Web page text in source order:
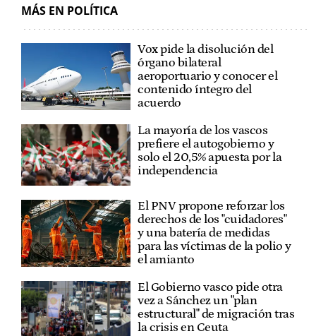
MÁS EN POLÍTICA
Vox pide la disolución del
órgano bilateral
aeroportuario y conocer el
contenido íntegro del
acuerdo
La mayoría de los vascos
prefiere el autogobierno y
solo el 20,5% apuesta por la
independencia
El PNV propone reforzar los
derechos de los "cuidadores"
y una batería de medidas
para las víctimas de la polio y
el amianto
El Gobierno vasco pide otra
vez a Sánchez un "plan
estructural" de migración tras
la crisis en Ceuta